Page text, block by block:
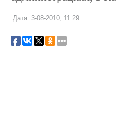
Дата: 3-08-2010, 11:29